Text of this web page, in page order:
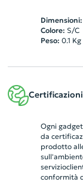
Dimensioni:
Colore: S/C
Peso: 0.1 Kg
Certificazioni
Ogni
da
prodotto
conformità